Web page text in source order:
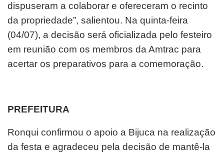
dispuseram a colaborar e ofereceram o recinto
da propriedade”, salientou. Na quinta-feira
(04/07), a decisão será oficializada pelo festeiro
em reunião com os membros da Amtrac para
acertar os preparativos para a comemoração.
PREFEITURA
Ronqui confirmou o apoio a Bijuca na realização
da festa e agradeceu pela decisão de mantê-la